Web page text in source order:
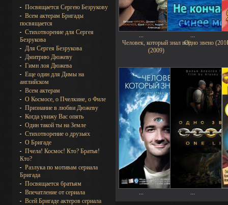
Посвящается Сергею Безрукову
Всем актерам Бригады
посвящается
Стихотворение для Сергея
Безрукова
Для Сергея Безрукова
Дмитрию Дюжеву
Гимн лоя Дюжева
Еще один для Димы на
английском
Всем актерам
О Космосе, о Пчелкине, о Филе
Признание в любви Дюжеву
Когда увижу Вас опять
Один такой ты на Земле
Стихотворение о друзьях
О Бригаде
Пчела! Космос! Кто? Братья!
Кто?
Разлука по мотивам сериала
Бригада
Посвящается братьям
Впечатление от сериала
Всей Бригаде актеров сериала
... ...
Человек, который знал всё
(2009)
...
Одно звено
...